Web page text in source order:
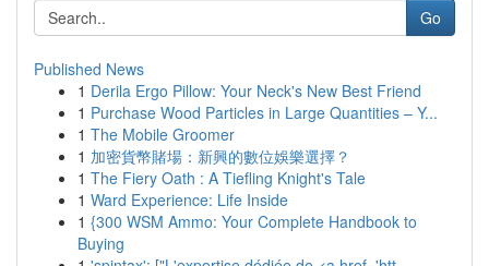
Go
Published News
1 Derila Ergo Pillow: Your Neck's New Best Friend
1 Purchase Wood Particles in Large Quantities – Y...
1 The Mobile Groomer
1 加密貨幣賭場：新興的數位娛樂選擇？
1 The Fiery Oath : A Tiefling Knight's Tale
1 Ward Experience: Life Inside
1 {300 WSM Ammo: Your Complete Handbook to
Buying